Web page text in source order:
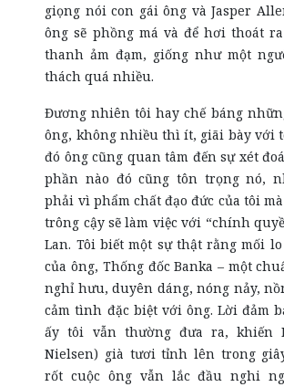
giọng nói con gái ông và Jasper
ông sẽ phồng má và để hơi thoát
thanh ảm đạm, giống như một
thách quá nhiều.
Đương nhiên tôi hay chế báng
ông, không nhiều thì ít, giãi bày với
đó ông cũng quan tâm đến sự xét
phần nào đó cũng tôn trọng nó,
phải vì phẩm chất đạo đức của tôi
trông cậy sẽ làm việc với “chính
Lan. Tôi biết một sự thật rằng mối
của ông, Thống đốc Banka – một
nghỉ hưu, duyên dáng, nóng nảy,
cảm tình đặc biệt với ông. Lời đảm
ấy tôi vẫn thường đưa ra, khiến
Nielsen) già tươi tỉnh lên trong
rốt cuộc ông vẫn lắc đầu nghi